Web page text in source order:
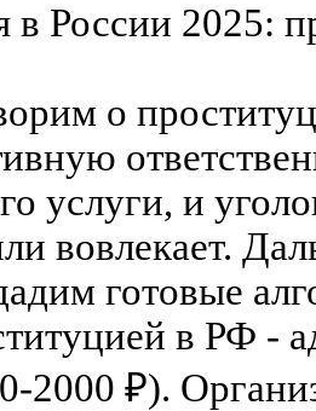
в России 2025:
о
услуги, и
вовлекает.
готовые
в РФ -
2000 ₽).